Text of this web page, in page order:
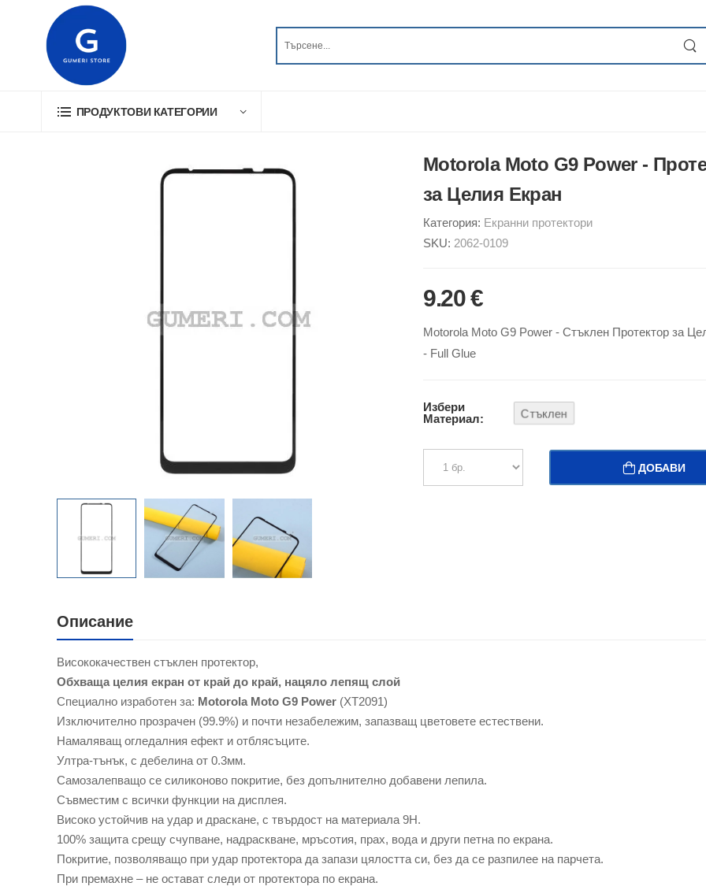
ПРОДУКТОВИ КАТЕГОРИИ
Motorola Moto G9 Power -
за Целия Екран
Категория: Екранни протектори
SKU: 2062-0109
9.20 €
Motorola Moto G9 Power - Стъклен Протектор за
- Full Glue
Избери
Материал:
Стъклен
ДОБАВИ
Описание
Висококачествен стъклен протектор,
Обхваща целия екран от край до край, нацяло лепящ слой
Специално изработен за: Motorola Moto G9 Power (XT2091)
Изключително прозрачен (99.9%) и почти незабележим, запазващ цветовете естествени.
Намаляващ огледалния ефект и отблясъците.
Ултра-тънък, с дебелина от 0.3мм.
Самозалепващо се силиконово покритие, без допълнително добавени лепила.
Съвместим с всички функции на дисплея.
Високо устойчив на удар и драскане, с твърдост на материала 9Н.
100% защита срещу счупване, надраскване, мръсотия, прах, вода и други петна по екрана.
Покритие, позволяващо при удар протектора да запази цялостта си, без да се разпилее на парчета.
При премахне – не остават следи от протектора по екрана.